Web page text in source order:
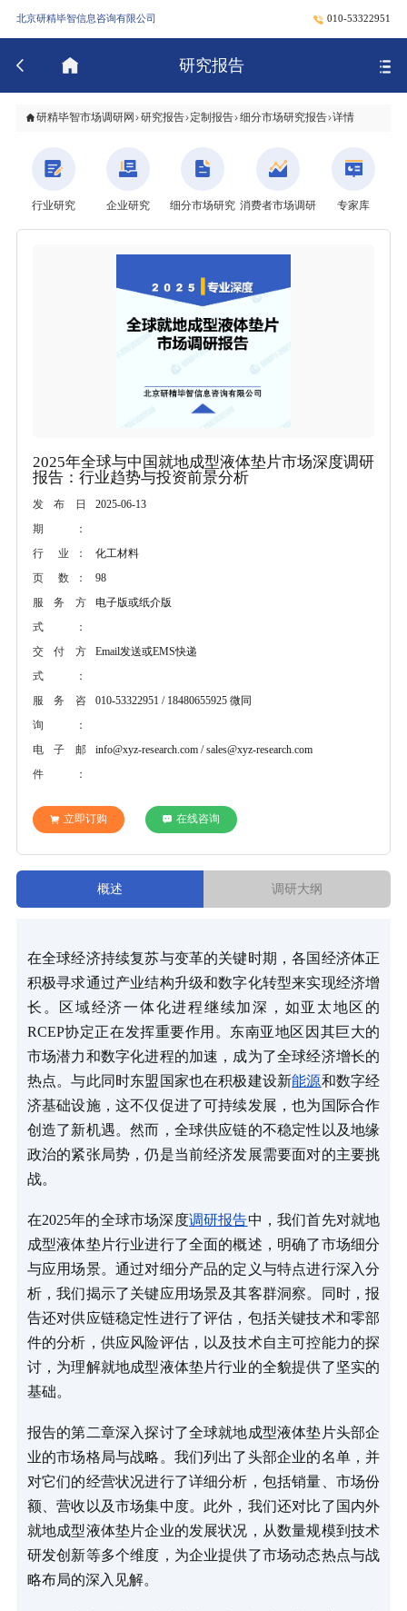
北京研精毕智信息咨询有限公司 010-53322951
研究报告
研精毕智市场调研网 研究报告 定制报告 细分市场研究报告 详情
行业研究 企业研究 细分市场研究 消费者市场调研 专家库
2025年全球与中国就地成型液体垫片市场深度调研
报告：行业趋势与投资前景分析
发布日
期：
2025-06-13
行 业：
化工材料
页 数：
98
服务方
式：
电子版或纸介版
交付方
式：
Email发送或EMS快递
服务咨
询：
010-53322951 / 18480655925 微同
电子邮
件：
info@xyz-research.com / sales@xyz-research.com
立即订购 在线咨询
概述 调研大纲
在全球经济持续复苏与变革的关键时期，各国经济体正
积极寻求通过产业结构升级和数字化转型来实现经济增
长。区域经济一体化进程继续加深，如亚太地区的
RCEP协定正在发挥重要作用。东南亚地区因其巨大的
市场潜力和数字化进程的加速，成为了全球经济增长的
热点。与此同时东盟国家也在积极建设新能源和数字经
济基础设施，这不仅促进了可持续发展，也为国际合作
创造了新机遇。然而，全球供应链的不稳定性以及地缘
政治的紧张局势，仍是当前经济发展需要面对的主要挑
战。
在2025年的全球市场深度调研报告中，我们首先对就地
成型液体垫片行业进行了全面的概述，明确了市场细分
与应用场景。通过对细分产品的定义与特点进行深入分
析，我们揭示了关键应用场景及其客群洞察。同时，报
告还对供应链稳定性进行了评估，包括关键技术和零部
件的分析，供应风险评估，以及技术自主可控能力的探
讨，为理解就地成型液体垫片行业的全貌提供了坚实的
基础。
报告的第二章深入探讨了全球就地成型液体垫片头部企
业的市场格局与战略。我们列出了头部企业的名单，并
对它们的经营状况进行了详细分析，包括销量、市场份
额、营收以及市场集中度。此外，我们还对比了国内外
就地成型液体垫片企业的发展状况，从数量规模到技术
研发创新等多个维度，为企业提供了市场动态热点与战
略布局的深入见解。